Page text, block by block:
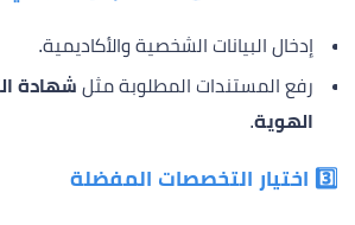
إدخال البيانات الشخصية والأكاديمية.
رفع المستندات المطلوبة مثل شهادة
الهوية.
3️⃣ اختيار التخصصات المفضلة